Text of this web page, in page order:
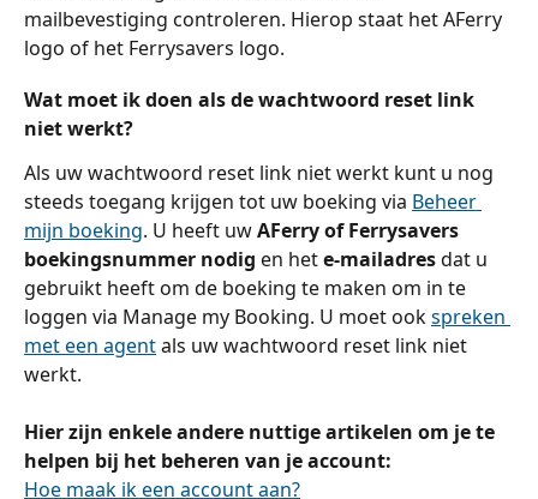
mailbevestiging controleren. Hierop staat het AFerry
logo of het Ferrysavers logo.
Wat moet ik doen als de wachtwoord reset link
niet werkt?
Als uw wachtwoord reset link niet werkt kunt u nog
steeds toegang krijgen tot uw boeking via Beheer
mijn boeking. U heeft uw AFerry of Ferrysavers
boekingsnummer nodig en het e-mailadres dat u
gebruikt heeft om de boeking te maken om in te
loggen via Manage my Booking. U moet ook spreken
met een agent als uw wachtwoord reset link niet
werkt.
Hier zijn enkele andere nuttige artikelen om je te
helpen bij het beheren van je account:
Hoe maak ik een account aan?